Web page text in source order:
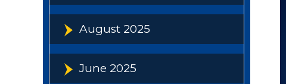
August 2025
June 2025